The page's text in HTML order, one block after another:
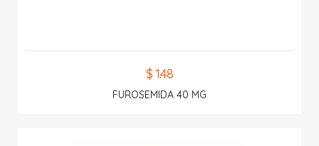
$ 1.48
FUROSEMIDA 40 MG